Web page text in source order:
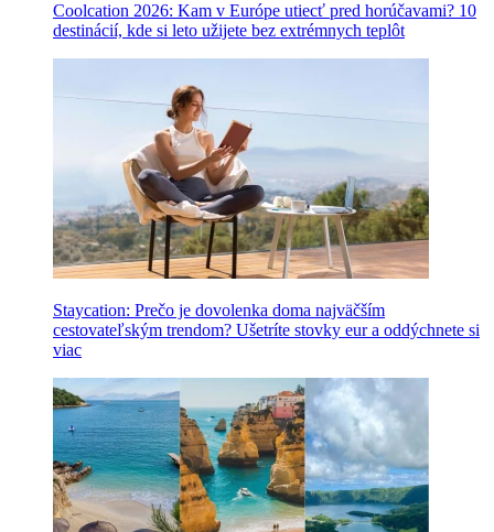
Coolcation 2026: Kam v Európe utiecť pred horúčavami? 10
destinácií, kde si leto užijete bez extrémnych teplôt
Staycation: Prečo je dovolenka doma najväčším
cestovateľským trendom? Ušetríte stovky eur a oddýchnete si
viac